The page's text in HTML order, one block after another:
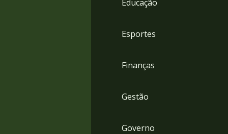
Educação
Esportes
Finanças
Gestão
Governo